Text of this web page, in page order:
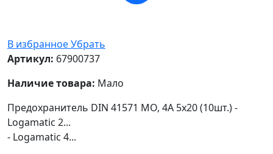
В избранноеУбрать
Артикул: 67900737
Наличие товара: Мало
Предохранитель DIN 41571 MO, 4A 5x20 (10шт.) -
Logamatic 2...
- Logamatic 4...